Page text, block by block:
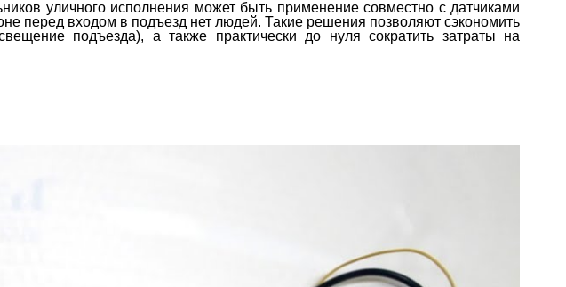
уличного исполнения может быть применение совместно с датчиками
перед входом в подъезд нет людей. Такие решения позволяют сэкономить
подъезда), а также практически до нуля сократить затраты на